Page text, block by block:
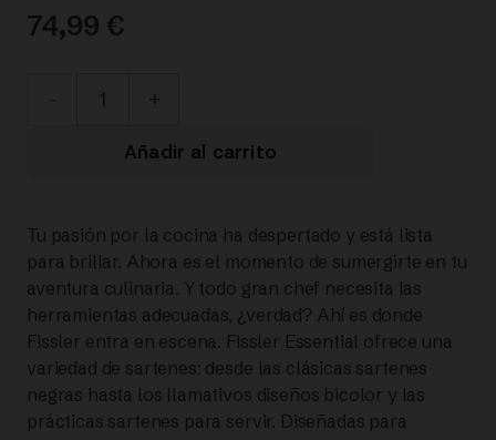
74,99 €
100/0
ESSENTIAL
CAZUELA
CERÁMICA
Añadir al carrito
Tu pasión por la cocina ha despertado y está lista
para brillar. Ahora es el momento de sumergirte en tu
aventura culinaria. Y todo gran chef necesita las
herramientas adecuadas, ¿verdad? Ahí es donde
Fissler entra en escena. Fissler Essential ofrece una
variedad de sartenes: desde las clásicas sartenes
negras hasta los llamativos diseños bicolor y las
prácticas sartenes para servir. Diseñadas para